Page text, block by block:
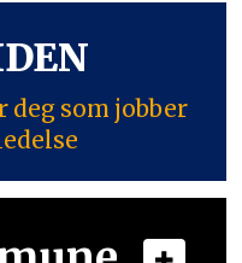
som jobber